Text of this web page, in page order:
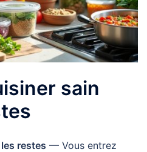
sain
restes — Vous entrez